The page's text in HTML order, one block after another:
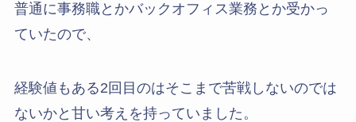
普通に事務職とかバックオフィス業務とか受かっ
ていたので、
経験値もある2回目のはそこまで苦戦しないのでは
ないかと甘い考えを持っていました。